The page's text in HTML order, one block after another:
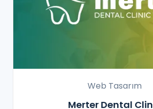
Web Tasarım
Merter Dental